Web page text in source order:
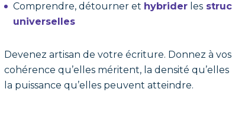
Comprendre, détourner et hybrider les
universelles
Devenez artisan de votre écriture. Donnez à
cohérence qu’elles méritent, la densité
la puissance qu’elles peuvent atteindre.